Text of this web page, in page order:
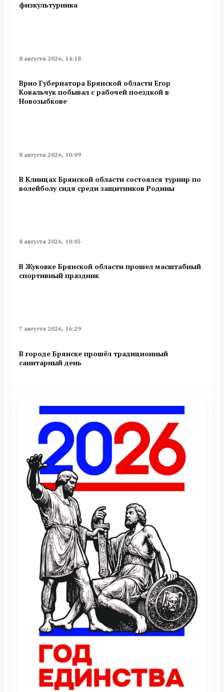
физкультурника
8 августа 2026, 14:18
Врио Губернатора Брянской области Егор
Ковальчук побывал с рабочей поездкой в
Новозыбкове
8 августа 2026, 10:09
В Клинцах Брянской области состоялся турнир по
волейболу сидя среди защитников Родины
8 августа 2026, 10:03
В Жуковке Брянской области прошел масштабный
спортивный праздник
7 августа 2026, 16:29
В городе Брянске прошёл традиционный
санитарный день